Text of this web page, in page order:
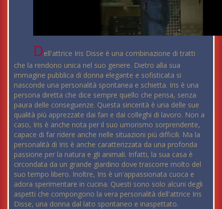
Dell'attrice Iris Disse è una combinazione di tratti
che la rendono unica nel suo genere. Dietro alla sua
immagine pubblica di donna elegante e sofisticata si
nasconde una personalità spontanea e schietta. Iris è una
persona diretta che dice sempre quello che pensa, senza
paura delle conseguenze. Questa sincerità è una delle sue
qualità più apprezzate dai fan e dai colleghi di lavoro. Non a
caso, Iris è anche nota per il suo umorismo sorprendente,
capace di far ridere anche nelle situazioni più difficili. Ma la
personalità di Iris è anche caratterizzata da una profonda
passione per la natura e gli animali. Infatti, la sua casa è
circondata da un grande giardino dove trascorre molto del
suo tempo libero. Inoltre, Iris è un'appassionata cuoca e
adora sperimentare in cucina. Questi sono solo alcuni degli
aspetti che compongono la vera personalità dell'attrice Iris
Disse, una donna dal lato spontaneo e inaspettato.